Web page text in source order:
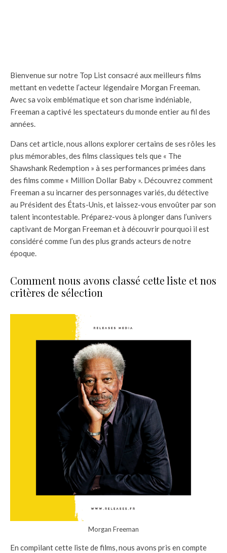
Bienvenue sur notre Top List consacré aux meilleurs films
mettant en vedette l’acteur légendaire Morgan Freeman.
Avec sa voix emblématique et son charisme indéniable,
Freeman a captivé les spectateurs du monde entier au fil des
années.
Dans cet article, nous allons explorer certains de ses rôles les
plus mémorables, des films classiques tels que « The
Shawshank Redemption » à ses performances primées dans
des films comme « Million Dollar Baby ». Découvrez comment
Freeman a su incarner des personnages variés, du détective
au Président des États-Unis, et laissez-vous envoûter par son
talent incontestable. Préparez-vous à plonger dans l’univers
captivant de Morgan Freeman et à découvrir pourquoi il est
considéré comme l’un des plus grands acteurs de notre
époque.
Comment nous avons classé cette liste et nos
critères de sélection
Morgan Freeman
En compilant cette liste de films, nous avons pris en compte